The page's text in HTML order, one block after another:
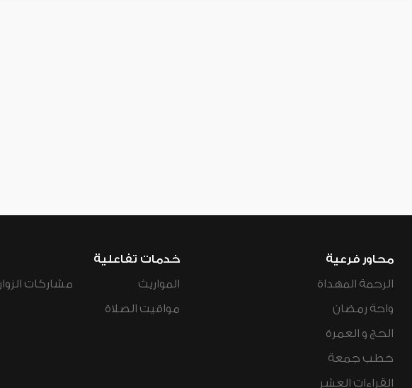
محاور فرعية
الرحمة المهداة
واحة رمضان
الحج و العمرة
خطب جمعة
القراءات العشر
خدمات تفاعلية
المواريث
مواقيت الصلاة
مشاركات الزوار